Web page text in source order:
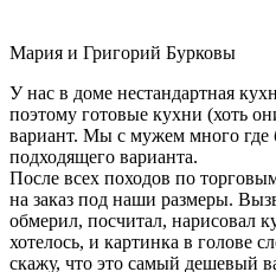
Мария и Григорий Бурковы
У нас в доме нестандартная
поэтому готовые кухни (хоть
вариант. Мы с мужем много
подходящего варианта.
После всех походов по
на заказ под наши размеры.
обмерил, посчитал, нарисовал
хотелось, и картинка в голове
скажу, что это самый дешевый